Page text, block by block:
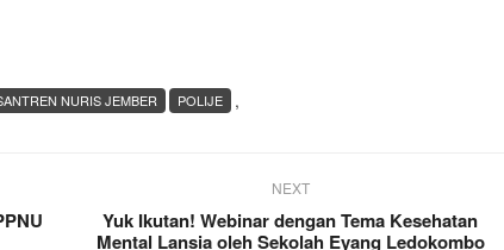
,
NURIS JEMBER POLIJE
NEXT
Yuk Ikutan! Webinar dengan Tema Kesehatan
Mental Lansia oleh Sekolah Eyang Ledokombo